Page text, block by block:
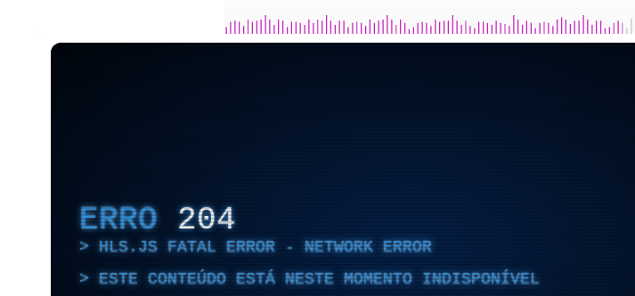
ERRO 204
HLS.JS FATAL ERROR - NETWORK ERROR
ESTE CONTEÚDO ESTÁ NESTE MOMENTO INDISPONÍVEL